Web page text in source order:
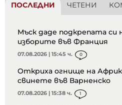
ПОСЛЕДНИ ЧЕТЕНИ
Мъск даде подкрепата си
изборите във Франция
07.08.2026 | 15:45 ч. 0
Откриха огнище на
свинете във Варненско
07.08.2026 | 15:38 ч. 1